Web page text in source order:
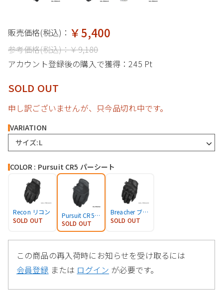
販売価格(税込)： ￥5,400
参考価格(税込)：￥9,180
アカウント登録後の購入で獲得：245 Pt
SOLD OUT
申し訳ございませんが、只今品切れ中です。
VARIATION
サイズ:L
COLOR : Pursuit CR5 パーシート
Recon リコン
SOLD OUT
Pursuit CR5 パーシート
SOLD OUT
Breacher ブリーチャー NOMEX
SOLD OUT
この商品の再入荷時にお知らせを受け取るには
会員登録 または ログイン が必要です。